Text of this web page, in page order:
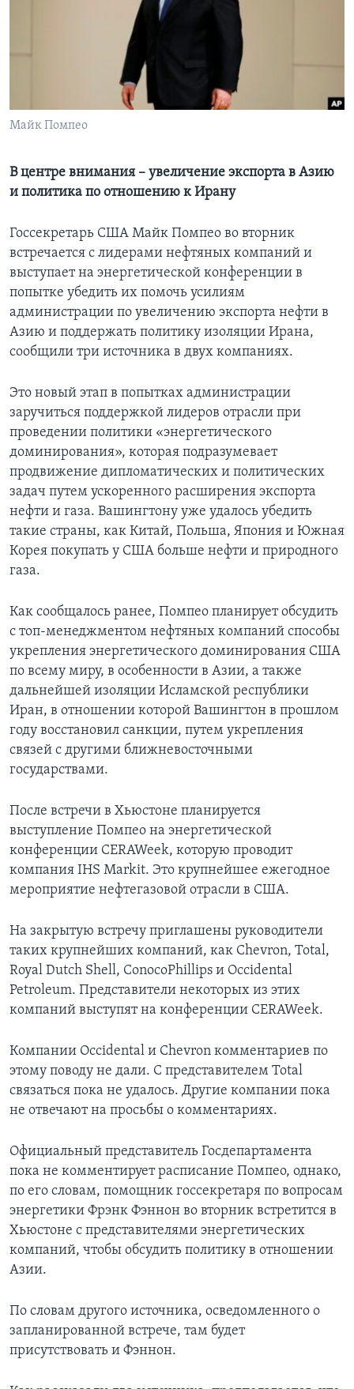
Майк Помпео
В центре внимания – увеличение экспорта в Азию
и политика по отношению к Ирану
Госсекретарь США Майк Помпео во вторник
встречается с лидерами нефтяных компаний и
выступает на энергетической конференции в
попытке убедить их помочь усилиям
администрации по увеличению экспорта нефти в
Азию и поддержать политику изоляции Ирана,
сообщили три источника в двух компаниях.
Это новый этап в попытках администрации
заручиться поддержкой лидеров отрасли при
проведении политики «энергетического
доминирования», которая подразумевает
продвижение дипломатических и политических
задач путем ускоренного расширения экспорта
нефти и газа. Вашингтону уже удалось убедить
такие страны, как Китай, Польша, Япония и Южная
Корея покупать у США больше нефти и природного
газа.
Как сообщалось ранее, Помпео планирует обсудить
с топ-менеджментом нефтяных компаний способы
укрепления энергетического доминирования США
по всему миру, в особенности в Азии, а также
дальнейшей изоляции Исламской республики
Иран, в отношении которой Вашингтон в прошлом
году восстановил санкции, путем укрепления
связей с другими ближневосточными
государствами.
После встречи в Хьюстоне планируется
выступление Помпео на энергетической
конференции CERAWeek, которую проводит
компания IHS Markit. Это крупнейшее ежегодное
мероприятие нефтегазовой отрасли в США.
На закрытую встречу приглашены руководители
таких крупнейших компаний, как Chevron, Total,
Royal Dutch Shell, ConocoPhillips и Occidental
Petroleum. Представители некоторых из этих
компаний выступят на конференции CERAWeek.
Компании Occidental и Chevron комментариев по
этому поводу не дали. С представителем Total
связаться пока не удалось. Другие компании пока
не отвечают на просьбы о комментариях.
Официальный представитель Госдепартамента
пока не комментирует расписание Помпео, однако,
по его словам, помощник госсекретаря по вопросам
энергетики Фрэнк Фэннон во вторник встретится в
Хьюстоне с представителями энергетических
компаний, чтобы обсудить политику в отношении
Азии.
По словам другого источника, осведомленного о
запланированной встрече, там будет
присутствовать и Фэннон.